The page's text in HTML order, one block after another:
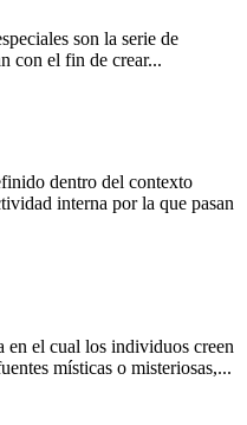
son la serie de
con el fin de crear...
dentro del contexto
interna por la que pasan
en el cual los individuos creen
místicas o misteriosas,...